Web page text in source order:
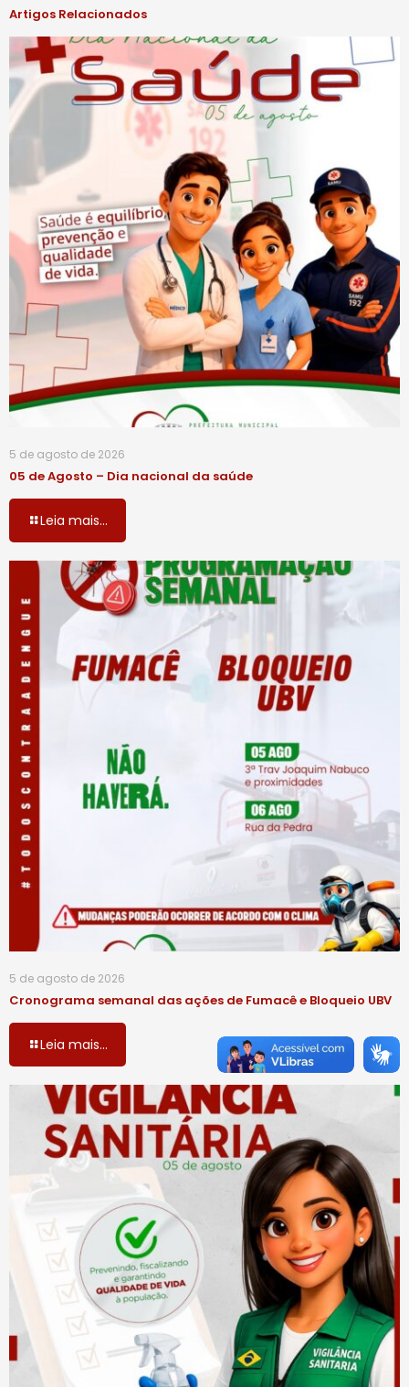
Artigos Relacionados
5 de agosto de 2026
05 de Agosto – Dia nacional da saúde
Leia mais...
5 de agosto de 2026
Cronograma semanal das ações de Fumacê e Bloqueio UBV
Leia mais...